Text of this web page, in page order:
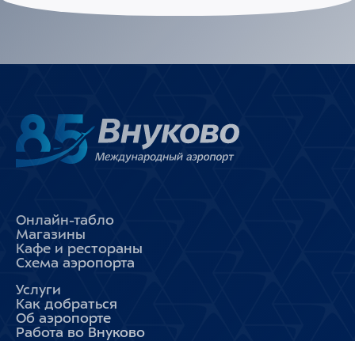
Онлайн-табло
Магазины
Кафе и рестораны
Схема аэропорта
Услуги
Как добраться
Об аэропорте
Работа во Внуково